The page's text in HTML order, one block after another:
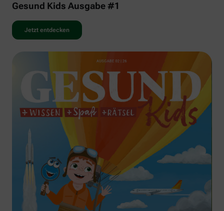
Gesund Kids Ausgabe #1
Jetzt entdecken